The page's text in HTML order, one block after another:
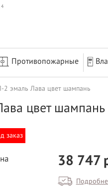
4
Противопожарные
2 эмаль Лава цвет шампань
цвет
заказ
38 747